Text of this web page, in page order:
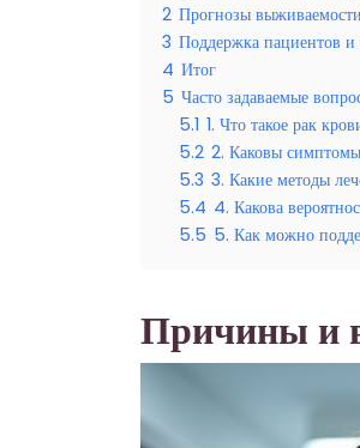
2 Прогнозы
3 Поддержка пациентов и
4 Итог
5 Часто задаваемые
5.1 1. Что такое рак
5.2 2. Каковы
5.3 3. Какие методы
5.4 4. Какова
5.5 5. Как можно
Причины и